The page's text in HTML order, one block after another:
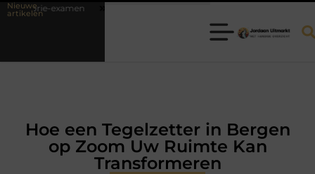
Nieuwe
artikelen Hilversum: professionele hulp bij pijn en bewegingsklachten
Hoe een Tegelzetter in Bergen
op Zoom Uw Ruimte Kan
Transformeren